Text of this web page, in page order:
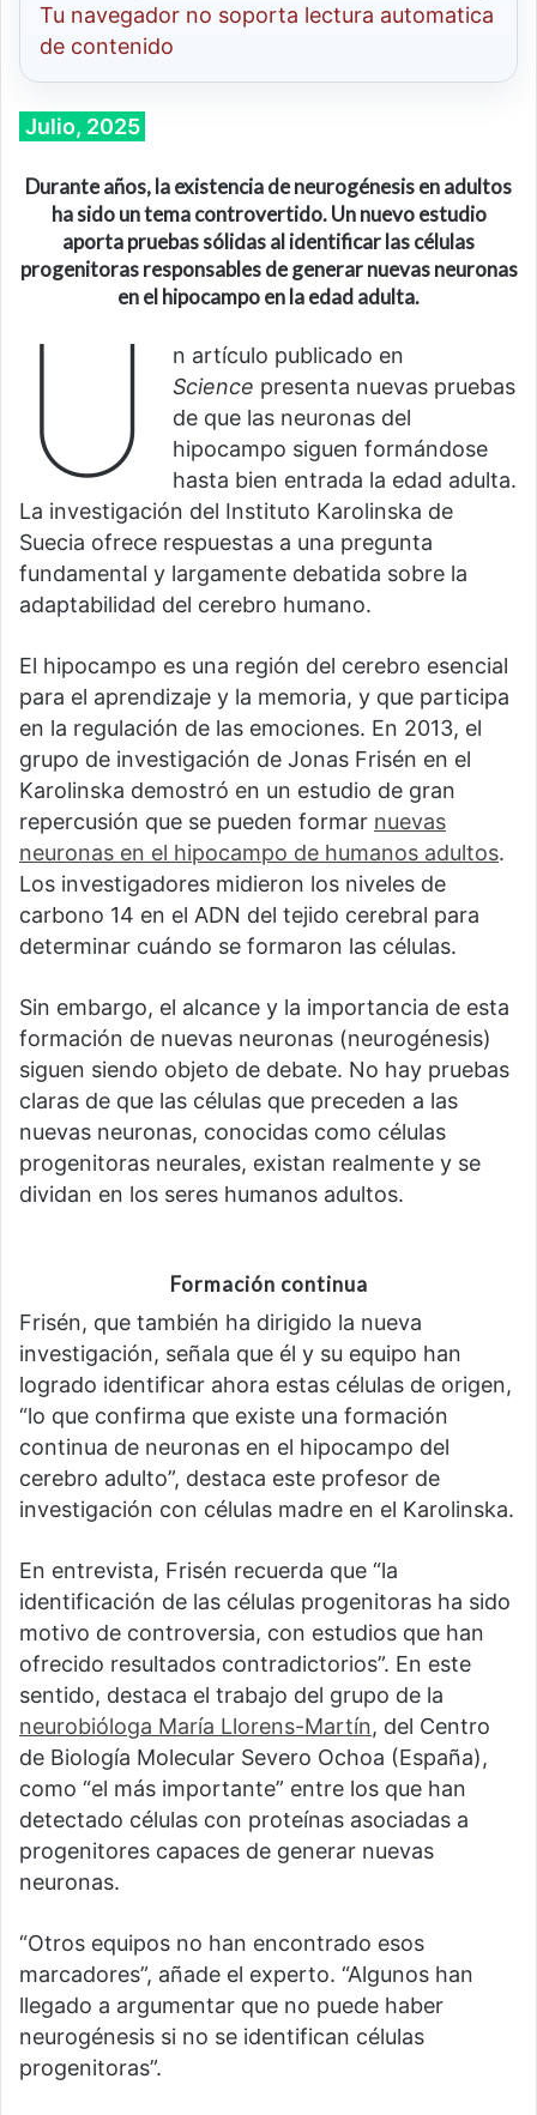
Tu navegador no soporta lectura automatica
de contenido
Julio, 2025
Durante años, la existencia de neurogénesis en adultos
ha sido un tema controvertido. Un nuevo estudio
aporta pruebas sólidas al identificar las células
progenitoras responsables de generar nuevas neuronas
en el hipocampo en la edad adulta.
U
n artículo publicado en
Science presenta nuevas pruebas
de que las neuronas del
hipocampo siguen formándose
hasta bien entrada la edad adulta.
La investigación del Instituto Karolinska de
Suecia ofrece respuestas a una pregunta
fundamental y largamente debatida sobre la
adaptabilidad del cerebro humano.
El hipocampo es una región del cerebro esencial
para el aprendizaje y la memoria, y que participa
en la regulación de las emociones. En 2013, el
grupo de investigación de Jonas Frisén en el
Karolinska demostró en un estudio de gran
repercusión que se pueden formar nuevas
neuronas en el hipocampo de humanos adultos.
Los investigadores midieron los niveles de
carbono 14 en el ADN del tejido cerebral para
determinar cuándo se formaron las células.
Sin embargo, el alcance y la importancia de esta
formación de nuevas neuronas (neurogénesis)
siguen siendo objeto de debate. No hay pruebas
claras de que las células que preceden a las
nuevas neuronas, conocidas como células
progenitoras neurales, existan realmente y se
dividan en los seres humanos adultos.
Formación continua
Frisén, que también ha dirigido la nueva
investigación, señala que él y su equipo han
logrado identificar ahora estas células de origen,
“lo que confirma que existe una formación
continua de neuronas en el hipocampo del
cerebro adulto”, destaca este profesor de
investigación con células madre en el Karolinska.
En entrevista, Frisén recuerda que “la
identificación de las células progenitoras ha sido
motivo de controversia, con estudios que han
ofrecido resultados contradictorios”. En este
sentido, destaca el trabajo del grupo de la
neurobióloga María Llorens-Martín, del Centro
de Biología Molecular Severo Ochoa (España),
como “el más importante” entre los que han
detectado células con proteínas asociadas a
progenitores capaces de generar nuevas
neuronas.
“Otros equipos no han encontrado esos
marcadores”, añade el experto. “Algunos han
llegado a argumentar que no puede haber
neurogénesis si no se identifican células
progenitoras”.